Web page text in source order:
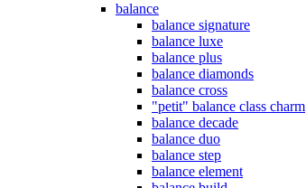
balance
balance signature
balance luxe
balance plus
balance diamonds
balance cross
"petit" balance class charm
balance decade
balance duo
balance step
balance element